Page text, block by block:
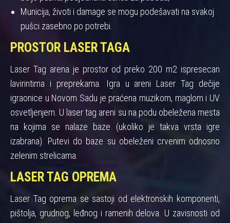
Municija, životi i damage se mogu podešavati na svakoj
pušci zasebno po potrebi.
PROSTOR LASER TAGA
Laser Tag arena je prostor od preko 200 m2 ispresecan
lavirintima i preprekama. Igra u areni Laser Tag dečije
igraonice u Novom Sadu je praćena muzikom, maglom i UV
osvetljenjem. U laser tag areni su na podu obeležena mesta
na kojima se nalaze baze (ukoliko je takva vrsta igre
izabrana). Putevi do baze su obeleženi crvenim odnosno
zelenim strelicama.
LASER TAG OPREMA
Laser Tag oprema se sastoji od elektronskih komponenti,
pištolja, grudnog, leđnog i ramenih delova. U zavisnosti od